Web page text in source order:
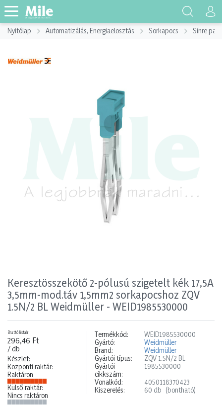
Nyitólap Automatizálás, Energiaelosztás Sorkapocs Sínre
Keresztösszekötő 2-pólusú szigetelt kék 17,5A
3,5mm-mod.táv 1,5mm2 sorkapocshoz ZQV
1.5N/2 BL Weidmüller - WEID1985530000
Bruttó listaár
296,46 Ft
/ db
Készlet:
Központi raktár:
Raktáron
Külső raktár:
Nincs raktáron
Termékkód:
WEID1985530000
Gyártó:
Weidmüller
Brand:
Weidmüller
Gyártói típus:
ZQV 1.5N/2 BL
Gyártói
cikkszám:
1985530000
Vonalkód:
4050118370423
Kiszerelés:
60 db (bontható)